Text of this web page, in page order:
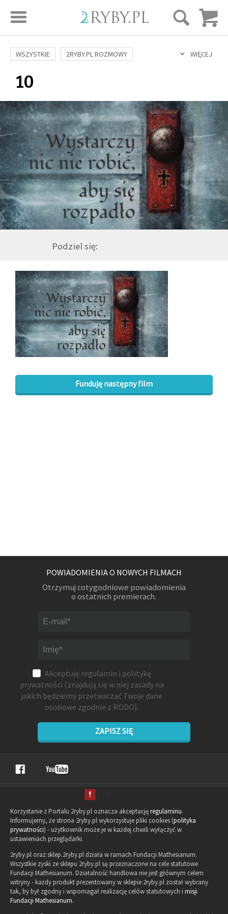
STRONA GŁÓWNA
AUTORZY
BLOG
SKLEP
KSIĄŻKI
AUDIOBOOKI
DRUŻYNA
WESPRZYJ NAS
PARTNERZY
NEWSLETTER
WIĘCEJ
WSZYSTKIE 2RYBY.PL ROZMOWY
SAME DOBRE WIADOMOŚCI
BUDOWANIE WIĘZI RODZINA NAUKA BIBLIA
KOBIETA MĘŻCZYZNA RELIGIE FILOZOFIA
KULTURA ŚWIĘCI SEKS IN VITRO ADOPCJA
10
Podziel się:
Funduję następny film
POWIADOMIENIA O NOWYCH FILMACH
Otrzymuj cotygodniowe powiadomienia
o ostatnich premierach.
Akceptuję regulamin i politykę
prywatności (znajdują się w niej zasady na
jakich będziemy przetwarzać Twoje dane
osobowe zgodnie z RODO).
ZAPISZ SIĘ
Korzystanie z Portalu 2ryby.pl oznacza akceptacjęregulaminu.
Informujemy, że strona 2ryby.pl wykorzystuje pliki cookies (polityka
prywatności) - użytkownik może je w każdej chwili wyłączyć w
ustawieniach przeglądarki.
2ryby.pl oraz sklep.2ryby.pl działa w ramach Fundacji Mathesianum.
Wszystkie zyski ze sklepu 2ryby.pl są przeznaczone na cele statutowe
Fundacji Mathesianum. Działalność handlowa nie jest głównym celem
witryny - każdy produkt prezentowany w sklepie 2ryby.pl został wybrany
tak, by był zgodny i wspomagał realizację celów statutowych i misji
Fundacji Mathesianum.